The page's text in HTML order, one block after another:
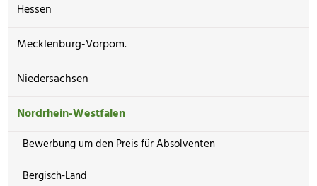
Hessen
Mecklenburg-Vorpom.
Niedersachsen
Nordrhein-Westfalen
Bewerbung um den Preis für Absolventen
Bergisch-Land